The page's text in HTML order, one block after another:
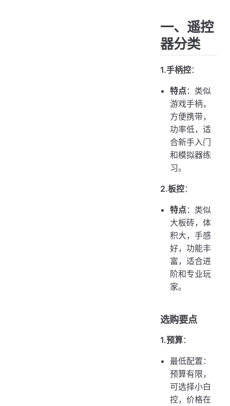
一、遥控
器分类
1.手柄控：
特点：类似
游戏手柄，
方便携带，
功率低，适
合新手入门
和模拟器练
习。
2.板控：
特点：类似
大板砖，体
积大，手感
好，功能丰
富，适合进
阶和专业玩
家。
选购要点
1.预算：
最低配置：
预算有限，
可选择小白
控，价格在